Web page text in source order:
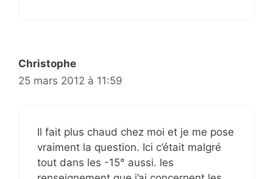
Christophe
25 mars 2012 à 11:59
Il fait plus chaud chez moi et je me pose
vraiment la question. Ici c’était malgré
tout dans les -15° aussi. les